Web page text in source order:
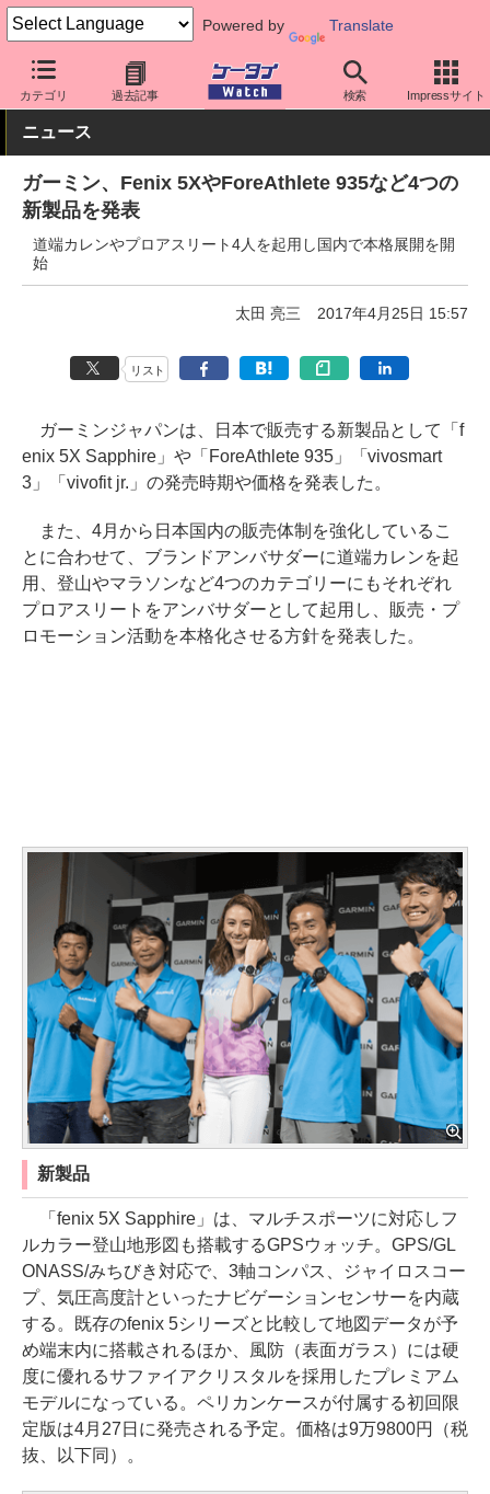
Powered by Translate
カテゴリ 過去記事 検索 Impressサイト
ケータイ Watch 周辺機器/アクセサリー ウェアラブル スマー
ニュース
ガーミン、Fenix 5XやForeAthlete 935など4つの
新製品を発表
道端カレンやプロアスリート4人を起用し国内で本格展開を開
始
太田 亮三 2017年4月25日 15:57
リスト
ガーミンジャパンは、日本で販売する新製品として「f
enix 5X Sapphire」や「ForeAthlete 935」「vivosmart
3」「vivofit jr.」の発売時期や価格を発表した。
また、4月から日本国内の販売体制を強化しているこ
とに合わせて、ブランドアンバサダーに道端カレンを起
用、登山やマラソンなど4つのカテゴリーにもそれぞれ
プロアスリートをアンバサダーとして起用し、販売・プ
ロモーション活動を本格化させる方針を発表した。
新製品
「fenix 5X Sapphire」は、マルチスポーツに対応しフ
ルカラー登山地形図も搭載するGPSウォッチ。GPS/GL
ONASS/みちびき対応で、3軸コンパス、ジャイロスコー
プ、気圧高度計といったナビゲーションセンサーを内蔵
する。既存のfenix 5シリーズと比較して地図データが予
め端末内に搭載されるほか、風防（表面ガラス）には硬
度に優れるサファイアクリスタルを採用したプレミアム
モデルになっている。ペリカンケースが付属する初回限
定版は4月27日に発売される予定。価格は9万9800円（税
抜、以下同）。